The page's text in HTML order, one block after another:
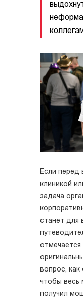
Если перед
клиникой
задача
станет для
вопрос, как
чтобы весь
получил